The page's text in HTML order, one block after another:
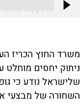
ניתוק יחסים מוחלט
שלישראל נודע כי
השחורה של מבצעי